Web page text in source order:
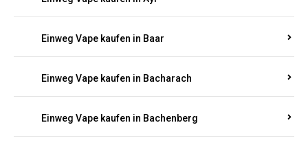
Einweg Vape kaufen in Baar
Einweg Vape kaufen in Bacharach
Einweg Vape kaufen in Bachenberg